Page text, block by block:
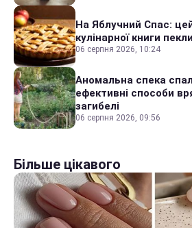
На Яблучний Спас: цей
кулінарної книги
06 серпня 2026, 10:24
Аномальна спека
ефективні способи
загибелі
06 серпня 2026, 09:56
Більше цікавого